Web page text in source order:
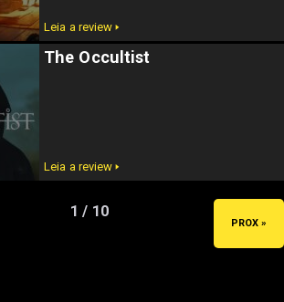
Leia a review 🢒
The Occultist
Leia a review 🢒
1 / 10
PROX »